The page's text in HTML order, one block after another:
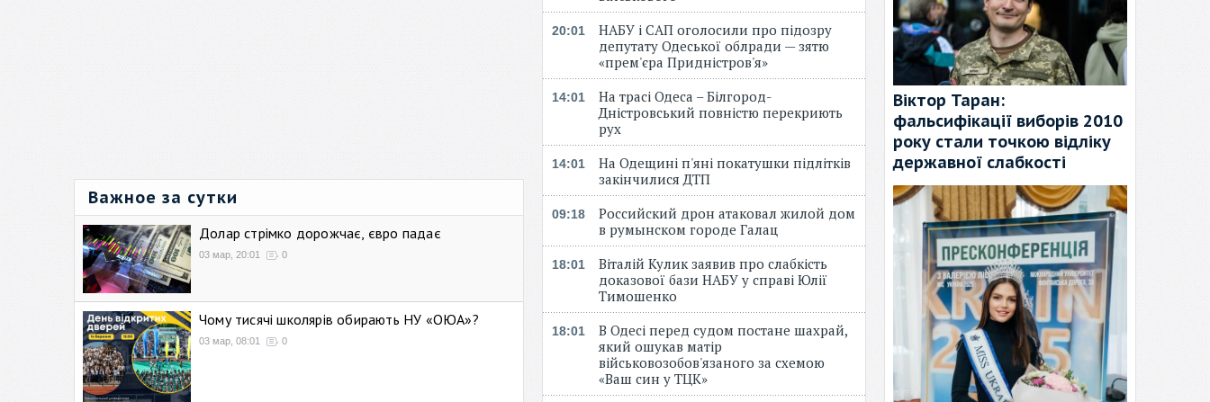
Важное за сутки
Долар стрімко дорожчає, євро падає
03 мар, 20:01 0
Чому тисячі школярів обирають НУ «ОЮА»?
03 мар, 08:01 0
20:01
НАБУ і САП оголосили про підозру
депутату Одеської облради — зятю
«прем'єра Придністров'я»
14:01
На трасі Одеса – Білгород-
Дністровський повністю перекриють
рух
14:01
На Одещині п'яні покатушки підлітків
закінчилися ДТП
09:18
Российский дрон атаковал жилой дом
в румынском городе Галац
18:01
Віталій Кулик заявив про слабкість
доказової бази НАБУ у справі Юлії
Тимошенко
18:01
В Одесі перед судом постане шахрай,
який ошукав матір
військовозобов'язаного за схемою
«Ваш син у ТЦК»
Віктор Таран:
фальсифікації виборів 2010
року стали точкою відліку
державної слабкості